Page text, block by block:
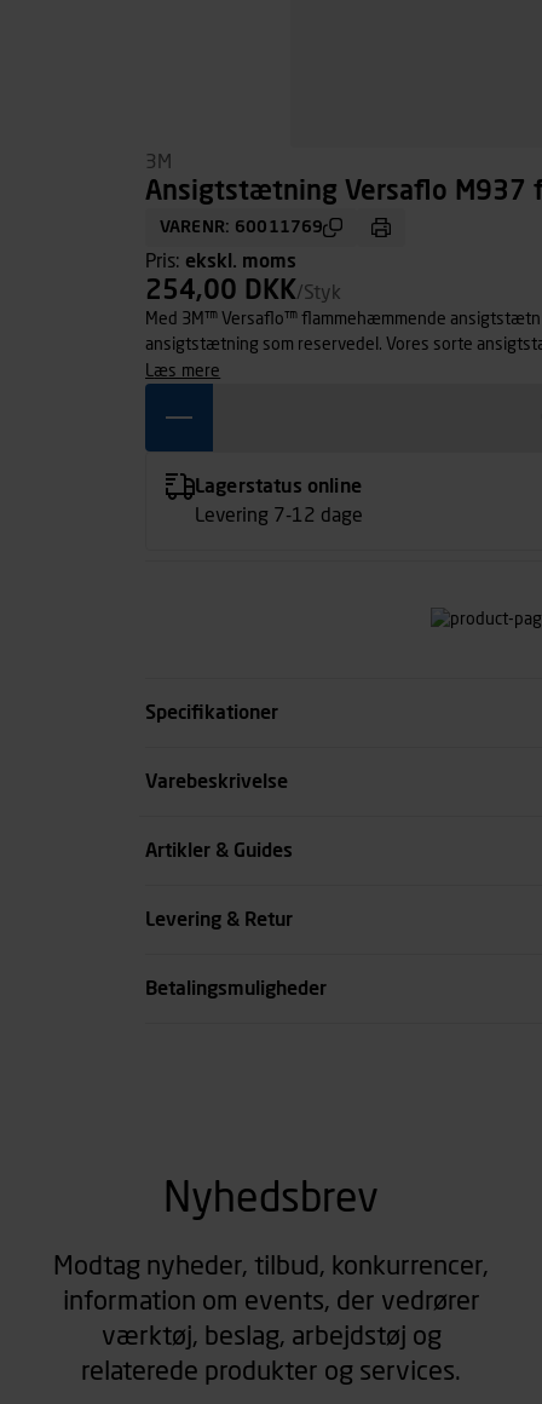
3M
Ansigtstætning Versaflo M937
VARENR: 60011769
Pris: ekskl. moms
254,00 DKK/Styk
Med 3M™ Versaflo™ flammehæmmende
ansigtstætning som reservedel. Vores sorte
100-, M-200- og M-300-serien, er nem at udskifte og
læs mere
Lagerstatus online
Levering 7-12 dage
Specifikationer
Kode
Varebeskrivelse
Artikler & Guides
Levering & Retur
Betalingsmuligheder
Nyhedsbrev
Modtag nyheder, tilbud, konkurrencer,
information om events, der vedrører
værktøj, beslag, arbejdstøj og
relaterede produkter og services.